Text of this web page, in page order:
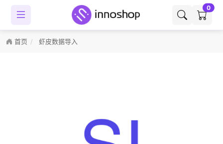
0
首页 虾皮数据导入